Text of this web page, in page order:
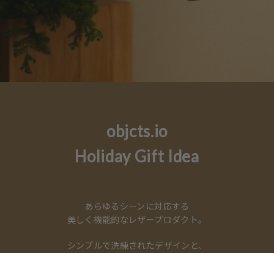
objcts.io
Holiday Gift Idea
あらゆるシーンに対応する
美しく機能的なレザープロダクト。
シンプルで洗練されたデザインと、